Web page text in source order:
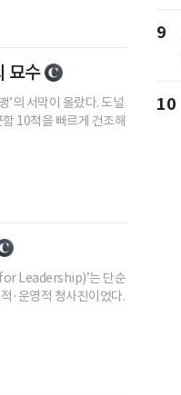
묘수
’의 서막이 올랐다. 도널
10척을 빠르게 건조해
for Leadership)’는 단순
·운영적 청사진이었다.
9
10